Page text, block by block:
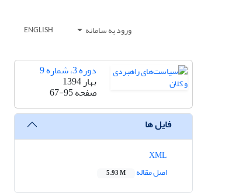
ورود به سامانه ENGLISH
دوره 3، شماره 9
بهار 1394
صفحه67-95
فایل ها
اصل مقاله
5.93 M